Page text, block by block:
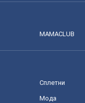
MAMACLUB
Сплетни
Мода